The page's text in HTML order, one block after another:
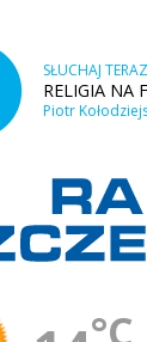
SŁUCHAJ TERAZ
RELIGIA NA
Piotr